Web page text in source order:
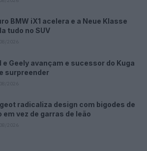
BMW iX1 acelera e a Neue Klasse
tudo no SUV
e Geely avançam e sucessor do Kuga
surpreender
radicaliza design com bigodes de
em vez de garras de leão